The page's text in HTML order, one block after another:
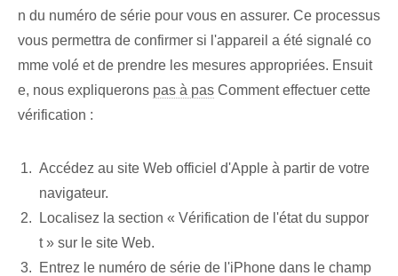
n du numéro de série pour vous en assurer. Ce processus
vous permettra de confirmer si l'appareil a été signalé co
mme volé et de prendre les mesures appropriées. Ensuit
e, nous expliquerons pas à pas Comment effectuer cette
vérification :
Accédez au site Web officiel d'Apple à partir de votre
navigateur.
Localisez la section « Vérification de l'état du suppor
t » sur le site Web.
Entrez le numéro de série de l'iPhone dans le champ